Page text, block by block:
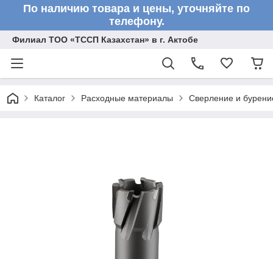
По наличию товара и цены, уточняйте по
телефону.
Филиал ТОО «ТССП Казахстан» в г. Актобе
Каталог Расходные материалы Сверление и